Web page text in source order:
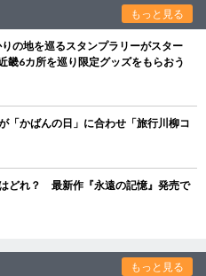
もっと見る
の地を巡るスタンプラリーがスター
畿6カ所を巡り限定グッズをもらおう
かばんの日」に合わせ「旅行川柳コ
どれ？ 最新作『永遠の記憶』発売で
もっと見る